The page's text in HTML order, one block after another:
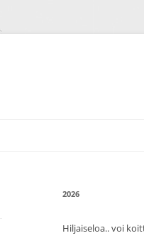
2026
Hiljaiseloa.. voi